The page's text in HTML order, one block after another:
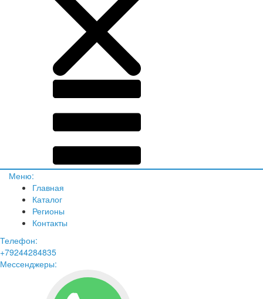
Меню:
Главная
Каталог
Регионы
Контакты
Телефон:
+79244284835
Мессенджеры: